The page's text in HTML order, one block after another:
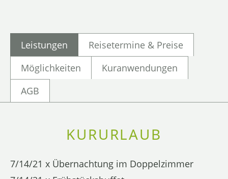
Leistungen
Reisetermine & Preise
Möglichkeiten
Kuranwendungen
AGB
KURURLAUB
7/14/21 x Übernachtung im Doppelzimmer